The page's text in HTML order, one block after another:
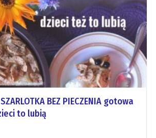
BEZ PIECZENIA gotowa
to lubią